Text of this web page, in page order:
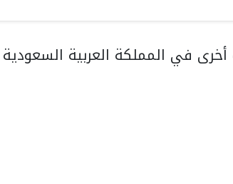
في المملكة العربية السعودية